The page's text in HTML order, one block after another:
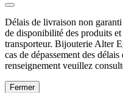
Délais de livraison non
de disponibilité des produits
transporteur. Bijouterie Alter
cas de dépassement des
renseignement veuillez
Fermer